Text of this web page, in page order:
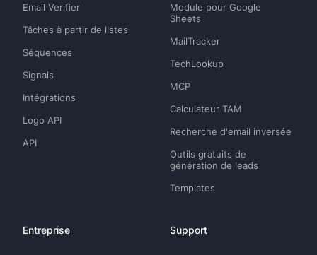
Email Verifier
Tâches à partir de listes
Séquences
Signals
Intégrations
Logo API
API
Module pour Google
Sheets
MailTracker
TechLookup
MCP
Calculateur TAM
Recherche d'email inversée
Outils gratuits de
génération de leads
Templates
Entreprise Support